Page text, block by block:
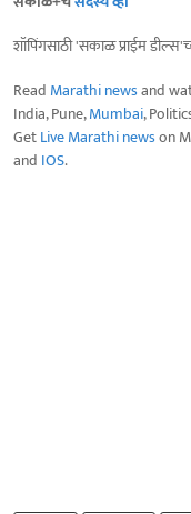
शॉपिंगसाठी 'सकाळ प्राईम
Read Marathi newsand
India, Pune,Mumbai,
GetLive Marathi newson
and IOS.